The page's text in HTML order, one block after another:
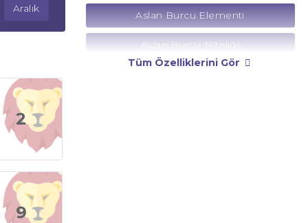
Aralık
2
9
Aslan Burcu Elementi
Aslan Burcu Niteliği
Tüm Özelliklerini Gör